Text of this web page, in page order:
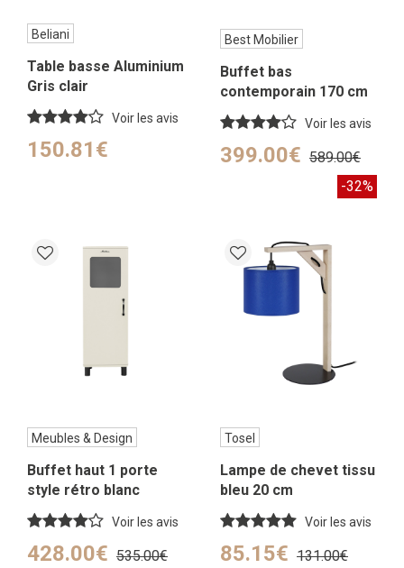
Beliani
Table basse Aluminium
Gris clair
Voir les avis
150.81€
Best Mobilier
Buffet bas
contemporain 170 cm
bois
Voir les avis
399.00€ 589.00€
-32%
Meubles & Design
Buffet haut 1 porte
style rétro blanc
Voir les avis
428.00€ 535.00€
Tosel
Lampe de chevet tissu
bleu 20 cm
Voir les avis
85.15€ 131.00€